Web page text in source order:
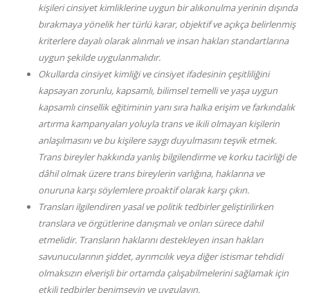
kişileri cinsiyet kimliklerine uygun bir alıkonulma yerinin dışında
bırakmaya yönelik her türlü karar, objektif ve açıkça belirlenmiş
kriterlere dayalı olarak alınmalı ve insan hakları standartlarına
uygun şekilde uygulanmalıdır.
Okullarda cinsiyet kimliği ve cinsiyet ifadesinin çeşitliliğini
kapsayan zorunlu, kapsamlı, bilimsel temelli ve yaşa uygun
kapsamlı cinsellik eğitiminin yanı sıra halka erişim ve farkındalık
artırma kampanyaları yoluyla trans ve ikili olmayan kişilerin
anlaşılmasını ve bu kişilere saygı duyulmasını teşvik etmek.
Trans bireyler hakkında yanlış bilgilendirme ve korku tacirliği de
dâhil olmak üzere trans bireylerin varlığına, haklarına ve
onuruna karşı söylemlere proaktif olarak karşı çıkın.
Transları ilgilendiren yasal ve politik tedbirler geliştirilirken
translara ve örgütlerine danışmalı ve onları sürece dahil
etmelidir. Transların haklarını destekleyen insan hakları
savunucularının şiddet, ayrımcılık veya diğer istismar tehdidi
olmaksızın elverişli bir ortamda çalışabilmelerini sağlamak için
etkili tedbirler benimseyin ve uygulayın.